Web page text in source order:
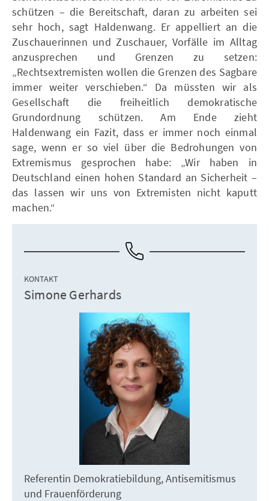
schützen – die Bereitschaft, daran zu arbeiten sei
sehr hoch, sagt Haldenwang. Er appelliert an die
Zuschauerinnen und Zuschauer, Vorfälle im Alltag
anzusprechen und Grenzen zu setzen:
„Rechtsextremisten wollen die Grenzen des Sagbare
immer weiter verschieben.“ Da müssten wir als
Gesellschaft die freiheitlich demokratische
Grundordnung schützen. Am Ende zieht
Haldenwang ein Fazit, dass er immer noch einmal
sage, wenn er so viel über die Bedrohungen von
Extremismus gesprochen habe: „Wir haben in
Deutschland einen hohen Standard an Sicherheit –
das lassen wir uns von Extremisten nicht kaputt
machen.“
KONTAKT
Simone Gerhards
Referentin Demokratiebildung, Antisemitismus
und Frauenförderung